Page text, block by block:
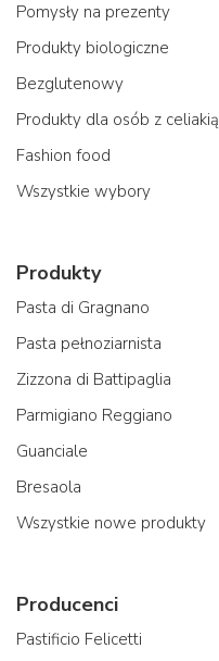
Pomysły na prezenty
Produkty biologiczne
Bezglutenowy
Produkty dla osób z celiakią
Fashion food
Wszystkie wybory
Produkty
Pasta di Gragnano
Pasta pełnoziarnista
Zizzona di Battipaglia
Parmigiano Reggiano
Guanciale
Bresaola
Wszystkie nowe produkty
Producenci
Pastificio Felicetti